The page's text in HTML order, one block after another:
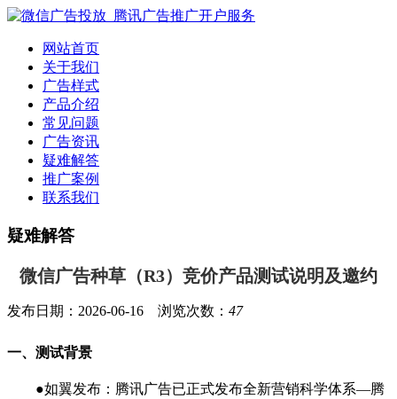
网站首页
关于我们
广告样式
产品介绍
常见问题
广告资讯
疑难解答
推广案例
联系我们
疑难解答
微信广告种草（R3）竞价产品测试说明及邀约
发布日期：2026-06-16 浏览次数： 47
一、测试背景
●如翼发布：腾讯广告已正式发布全新营销科学体系—腾